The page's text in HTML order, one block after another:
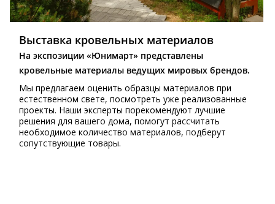
Выставка кровельных материалов
На экспозиции «Юнимарт» представлены
кровельные материалы ведущих мировых брендов.
Мы предлагаем оценить образцы материалов при
естественном свете, посмотреть уже реализованные
проекты. Наши эксперты порекомендуют лучшие
решения для вашего дома, помогут рассчитать
необходимое количество материалов, подберут
сопутствующие товары.